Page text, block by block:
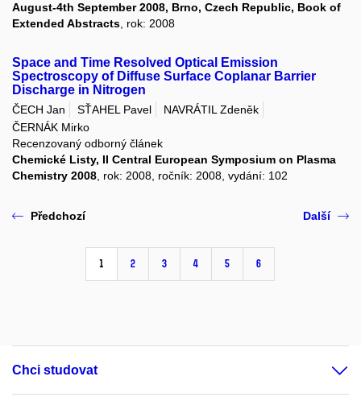
August-4th September 2008, Brno, Czech Republic, Book of
Extended Abstracts , rok: 2008
Space and Time Resolved Optical Emission
Spectroscopy of Diffuse Surface Coplanar Barrier
Discharge in Nitrogen
ČECH Jan SŤAHEL Pavel
NAVRÁTIL Zdeněk
ČERNÁK Mirko
Recenzovaný odborný článek
Chemické Listy, II Central European Symposium on Plasma
Chemistry 2008 , rok: 2008, ročník: 2008, vydání: 102
Předchozí
1 2 3 4 5 6
Další
Chci studovat